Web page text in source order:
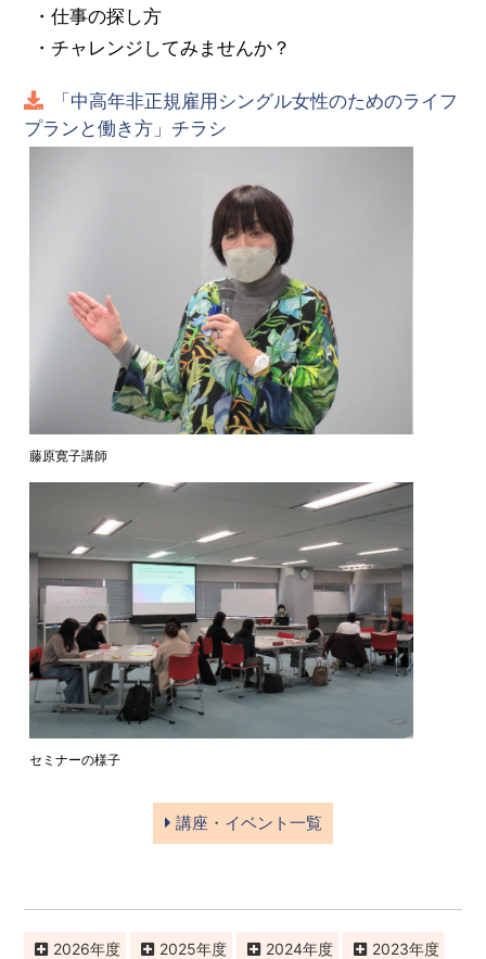
・仕事の探し方
・チャレンジしてみませんか？
「中高年非正規雇用シングル女性のためのライフ
プランと働き方」チラシ
藤原寛子講師
セミナーの様子
講座・イベント一覧
2026 2025 2024
2023